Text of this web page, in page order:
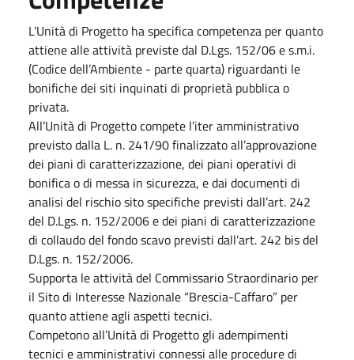
L’Unità di Progetto ha specifica competenza per quanto
attiene alle attività previste dal D.Lgs. 152/06 e s.m.i.
(Codice dell’Ambiente - parte quarta) riguardanti le
bonifiche dei siti inquinati di proprietà pubblica o
privata.
All’Unità di Progetto compete l’iter amministrativo
previsto dalla L. n. 241/90 finalizzato all’approvazione
dei piani di caratterizzazione, dei piani operativi di
bonifica o di messa in sicurezza, e dai documenti di
analisi del rischio sito specifiche previsti dall’art. 242
del D.Lgs. n. 152/2006 e dei piani di caratterizzazione
di collaudo del fondo scavo previsti dall’art. 242 bis del
D.Lgs. n. 152/2006.
Supporta le attività del Commissario Straordinario per
il Sito di Interesse Nazionale “Brescia-Caffaro” per
quanto attiene agli aspetti tecnici.
Competono all’Unità di Progetto gli adempimenti
tecnici e amministrativi connessi alle procedure di